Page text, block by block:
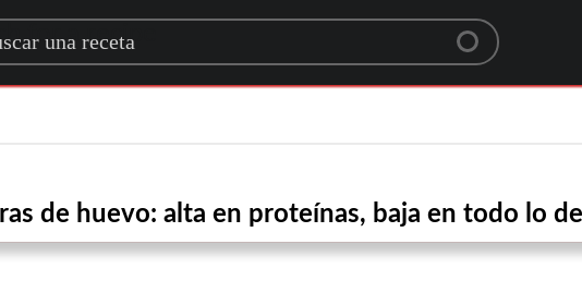
for a recipe
de huevo: alta en proteínas, baja en todo lo